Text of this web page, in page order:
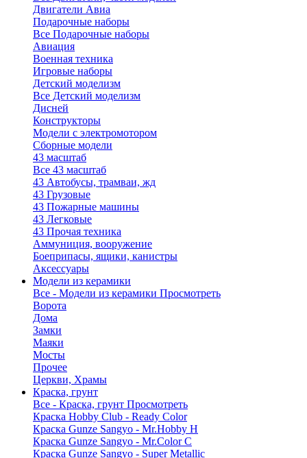
Двигатели Авиа
Подарочные наборы
Все Подарочные наборы
Авиация
Военная техника
Игровые наборы
Детский моделизм
Все Детский моделизм
Дисней
Конструкторы
Модели с электромотором
Сборные модели
43 масштаб
Все 43 масштаб
43 Автобусы, трамваи, жд
43 Грузовые
43 Пожарные машины
43 Легковые
43 Прочая техника
Аммуниция, вооружение
Боеприпасы, ящики, канистры
Аксессуары
Модели из керамики
Все - Модели из керамики Просмотреть
Ворота
Дома
Замки
Маяки
Мосты
Прочее
Церкви, Храмы
Краска, грунт
Все - Краска, грунт Просмотреть
Краска Hobby Club - Ready Color
Краска Gunze Sangyo - Mr.Hobby H
Краска Gunze Sangyo - Mr.Color C
Краска Gunze Sangyo - Super Metallic